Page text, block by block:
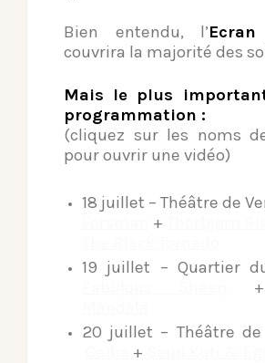
Bien entendu, l’
couvrira la majorité des
Mais le plus
programmation :
(cliquez sur les noms
pour ouvrir une vidéo)
18 juillet – Théâtre de
+
19 juillet – Quartier
20 juillet – Théâtre de
+